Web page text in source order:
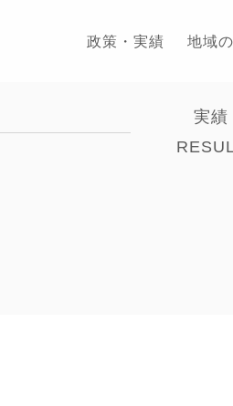
政策・実績 地域
実績